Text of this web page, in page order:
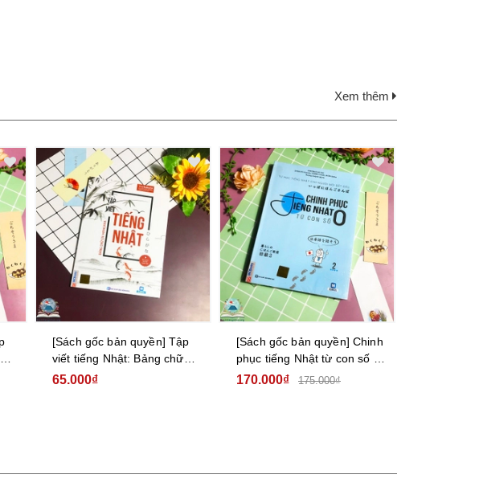
[Sách gốc bản quyền] Chinh
phục tiếng Nhật từ con số 0
tập 2
170.000₫
[Sách gốc bản quyền] Tiếng
Nhật thật đơn giản trong
giao tiếp hàng ngày – Sơ
180.000₫ 185.000₫
Xem thêm